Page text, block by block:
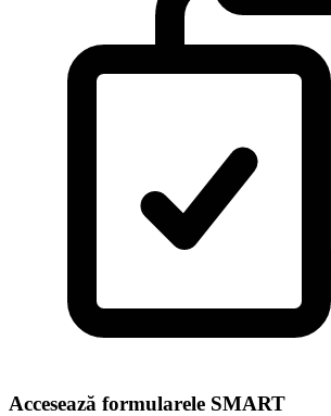
Accesează formularele SMART